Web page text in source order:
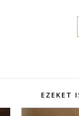
EZEKET